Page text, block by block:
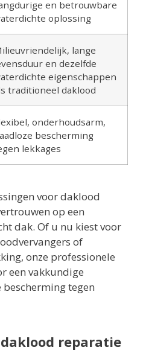
en betrouwbare
oplossing
lange
en dezelfde
eigenschappen
traditioneel daklood
onderhoudsarm,
bescherming
lekkages
voor daklood
op een
dak. Of u nu kiest voor
of
onze professionele
een vakkundige
tegen
reparatie